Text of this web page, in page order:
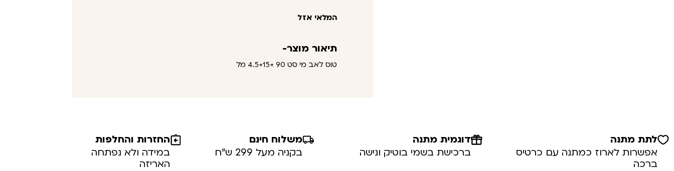
המלאי אזל
תיאור מוצר-
טוס לאב מי סט 90 +4.5+15 מל
לתת מתנה
אפשרות לארוז כמתנה עם כרטיס
ברכה
דוגמית מתנה
ברכישת בשמי בוטיק ונישה
משלוח חינם
בקניה מעל 299 ש”ח
החזרות והחלפות
במידה ולא נפתחה
האריזה